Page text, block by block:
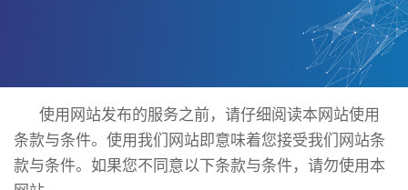
使用网站发布的服务之前，请仔细阅读本网站使用
条款与条件。使用我们网站即意味着您接受我们网站条
款与条件。如果您不同意以下条款与条件，请勿使用本